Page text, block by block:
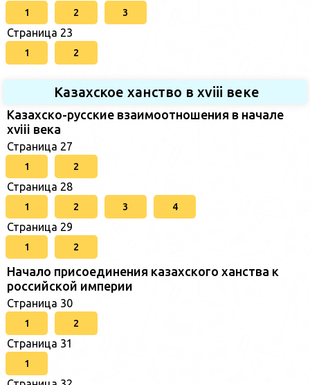
1 2 3
Страница 23
1 2
Казахское ханство в хviii веке
Казахско-русские взаимоотношения в начале
xviii века
Страница 27
1 2
Страница 28
1 2 3 4
Страница 29
1 2
Начало присоединения казахского ханства к
российской империи
Страница 30
1 2
Страница 31
1